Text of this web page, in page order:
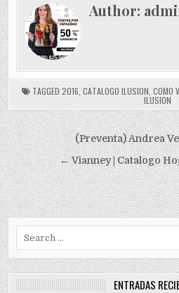
Author:
TAGGED 2016 CATALOGO ILUSION COMO
ILUSION
Navegación
de
entradas
(Preventa) Andrea
← Vianney | Catalogo
ENTRADAS